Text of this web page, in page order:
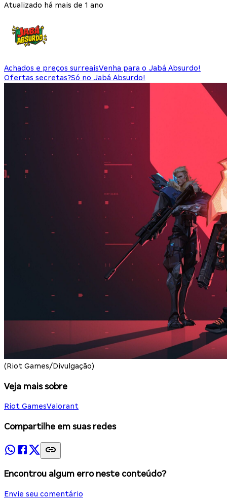
Atualizado há mais de 1 ano
Achados e preços surreaisVenha para o Jabá Absurdo!
Ofertas secretas?Só no Jabá Absurdo!
(Riot Games/Divulgação)
Veja mais sobre
Riot GamesValorant
Compartilhe em suas redes
Encontrou algum erro neste conteúdo?
Envie seu comentário